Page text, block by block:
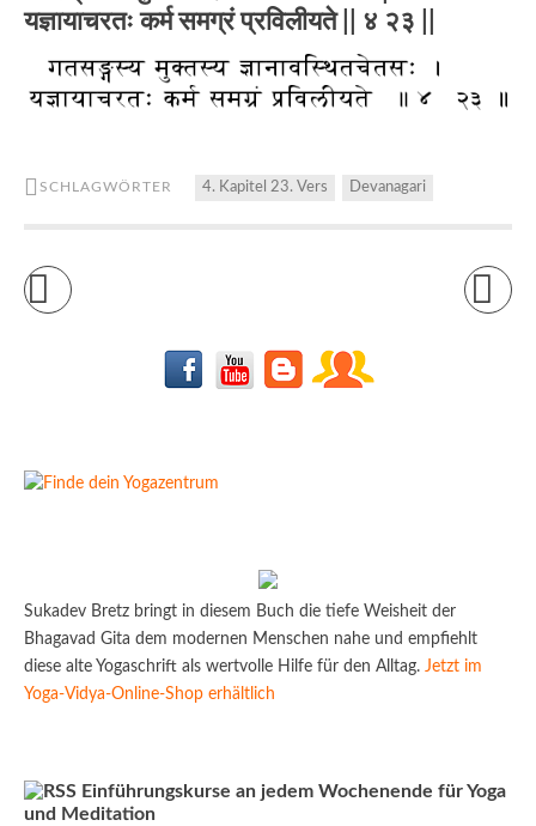
यज्ञायाचरतः कर्म समग्रं प्रविलीयते || ४ २३ ||
SCHLAGWÖRTER 4. Kapitel 23. Vers Devanagari
Sukadev Bretz bringt in diesem Buch die tiefe Weisheit der
Bhagavad Gita dem modernen Menschen nahe und empfiehlt
diese alte Yogaschrift als wertvolle Hilfe für den Alltag. Jetzt im
Yoga-Vidya-Online-Shop erhältlich
Einführungskurse an jedem Wochenende für Yoga
und Meditation